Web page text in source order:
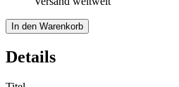
In den Warenkorb
Details